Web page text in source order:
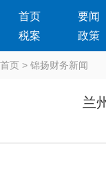
首页 要闻
税案
政策
首页 > 锦扬财务新闻
兰